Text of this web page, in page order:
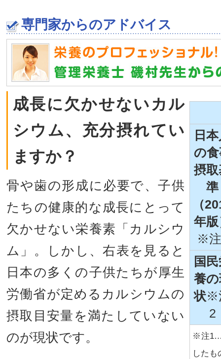
専門家からのアドバイス
日
の
摂
準
（
年
※
国
養
状※
2
※注1…
したも
成長に欠かせないカル
シウム、充分摂れてい
ますか？
骨や歯の形成に必要で、子供
たちの健康的な成長にとって
欠かせない栄養素「カルシウ
ム」。しかし、右表を見ると
日本の多くの子供たちが厚生
労働省が定めるカルシウムの
摂取目安量を満たしていない
のが現状です。